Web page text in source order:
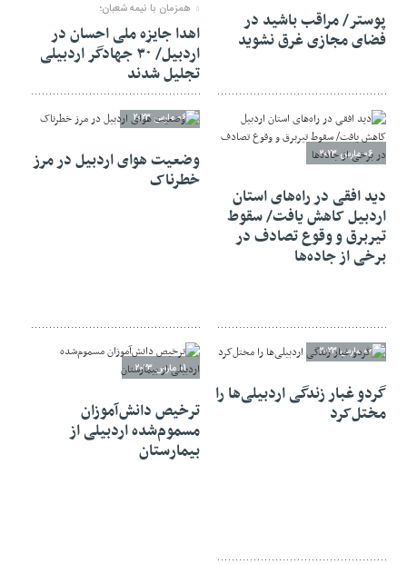
پوستر/ مراقب باشید در
فضای مجازی غرق نشوید
همزمان با نیمه شعبان؛
اهدا جایزه ملی احسان در
اردبیل/ ۳۰ جهادگر اردبیلی
تجلیل شدند
06 مارس 2023
دید افقی در راه‌های استان
اردبیل کاهش یافت/ سقوط
تیربرق و وقوع تصادف در
برخی از جاده‌ها
06 مارس 2023
وضعیت هوای اردبیل در مرز
خطرناک
06 مارس 2023
گردو غبار زندگی اردبیلی‌ها را
مختل‌کرد
01 مارس 2023
ترخیص دانش‌آموزان
مسموم‌شده اردبیلی از
بیمارستان